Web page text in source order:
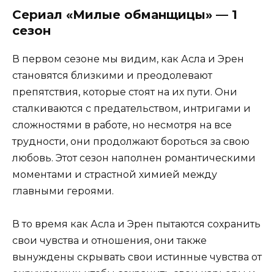
Сериал «Милые обманщицы» — 1
сезон
В первом сезоне мы видим, как Асла и Эрен
становятся близкими и преодолевают
препятствия, которые стоят на их пути. Они
сталкиваются с предательством, интригами и
сложностями в работе, но несмотря на все
трудности, они продолжают бороться за свою
любовь. Этот сезон наполнен романтическими
моментами и страстной химией между
главными героями.
В то время как Асла и Эрен пытаются сохранить
свои чувства и отношения, они также
вынуждены скрывать свои истинные чувства от